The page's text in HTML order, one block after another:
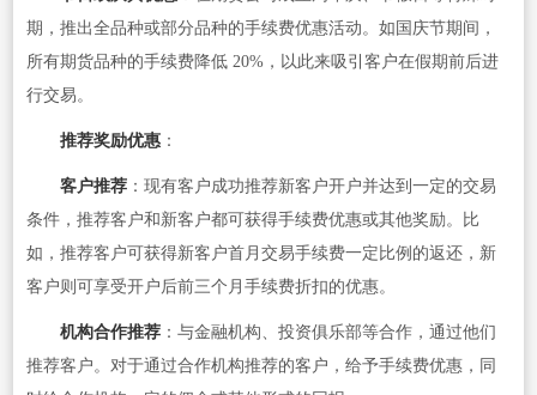
期，推出全品种或部分品种的手续费优惠活动。如国庆节期间，
所有期货品种的手续费降低 20%，以此来吸引客户在假期前后进
行交易。
推荐奖励优惠：
客户推荐：现有客户成功推荐新客户开户并达到一定的交易
条件，推荐客户和新客户都可获得手续费优惠或其他奖励。比
如，推荐客户可获得新客户首月交易手续费一定比例的返还，新
客户则可享受开户后前三个月手续费折扣的优惠。
机构合作推荐：与金融机构、投资俱乐部等合作，通过他们
推荐客户。对于通过合作机构推荐的客户，给予手续费优惠，同